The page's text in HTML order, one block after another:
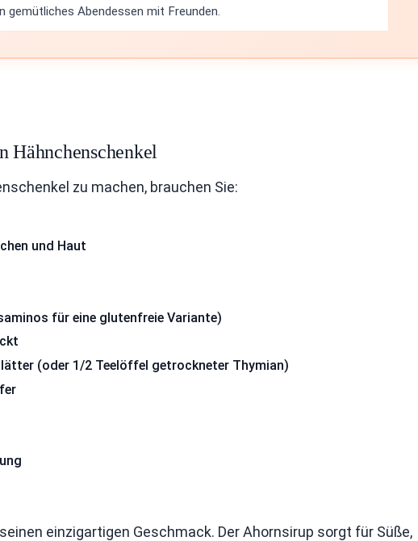
gemütliches Abendessen mit Freunden.
Hähnchenschenkel
zu machen, brauchen Sie:
und Haut
für eine glutenfreie Variante)
(oder 1/2 Teelöffel getrockneter Thymian)
einzigartigen Geschmack. Der Ahornsirup sorgt für Süße,